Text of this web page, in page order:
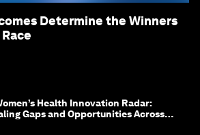
Determine the Winners
Health Innovation Radar:
Gaps and Opportunities Across